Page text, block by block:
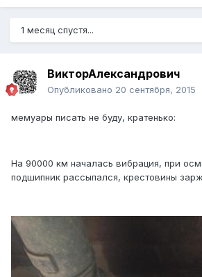
1 месяц спустя...
ВикторАлександрович
Опубликовано 20 сентября, 2015
мемуары писать не буду, кратенько:
На 90000 км началась вибрация, при
подшипник рассыпался, крестовины